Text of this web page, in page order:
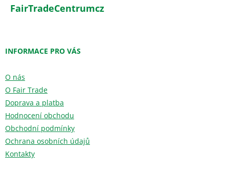
FairTradeCentrumcz
INFORMACE PRO VÁS
O nás
O Fair Trade
Doprava a platba
Hodnocení obchodu
Obchodní podmínky
Ochrana osobních údajů
Kontakty